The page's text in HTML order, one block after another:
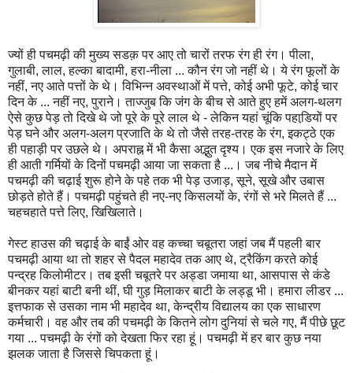
ज्यों ही पचमढ़ी की मुख्य सडक़ पर आए तो चारों तरफ रंग ही रंग। पीला,
गुलाबी, लाल, हल्का बादामी, हरा-नीला ... कौन रंग जो नहीं थे। ये रंग फूलों के
नहीं, नए आते पत्तों के थे। विभिन्न अवस्थाओं में पत्ते, कोई अभी फूटे, कोई चार
दिन के ... नहीं नए, पुराने। ताज्जुब कि जंग के बीच से आते हुए हमें अलग-थलग
ऐसे कुछ पेड़ तो दिखे थे जो पूरे के पूरे लाल थे - लेकिन यहां चूंकि पहाडि़यों पर
पेड़ घने और अलग-अलग प्रजाति के थे तो जैसे तरह-तरह के रंग, इकट्ठे एक
ही पहाड़ी पर उछले थे। अपराह्न में भी कैसा अद्भुत दृश्य। एक इस नजारे के लिए
ही आती गर्मियों के दिनों पचमढ़ी आया जा सकता है ...। जब नीचे मैदान में
पचमढ़ी की चढ़ाई शुरू होने के पहे तक भी पेड़ उजाड़, सूने, सूखे और उबास
छोड़ते होते हैं। पचमढ़ी पहुंचते ही नए-नए किसलयों के, रंगों से भरे मिलते हैं ...
चहचहाते पत्ते लिए, खिखिलाते।
गेस्ट हाउस की चढ़ाई के बाईं ओर वह कच्चा चबूतरा जहां जब मैं पहली बार
पचमढ़ी आया था तो शहर से पैदल महादेव तक आए थे, ट्रैकिंग करते कोई
पन्द्रह किलोमीटर। तब इसी चबूतरे पर अड्डा जमाया था, आसपास से कंडे
बीनकर यहां बाटी बनी थीं, घी गुड़ मिलाकर बाटी के लड्डू भी। हमारा लीडर ...
इत्तफाक से उसका नाम भी महादेव था, केन्द्रीय विद्यालय का एक साधारण
कर्मचारी। वह और तब की पचमढ़ी के कितने लोग दुनियां से चले गए, मैं पीछे छूट
गया ... पचमढ़ी के रंगों को देखता फिर रहा हूं। पचमढ़ी में हर बार कुछ नया
झलक जाता है जिससे चिपकता हूं।